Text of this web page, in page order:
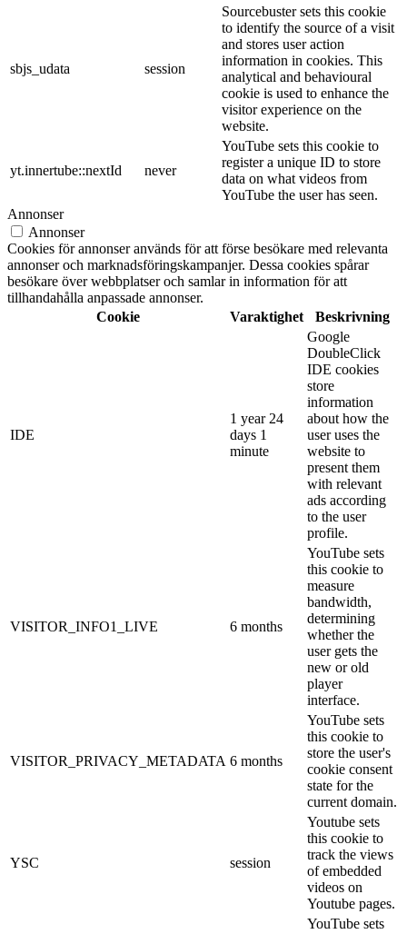
sbjs_udata session
Sourcebuster sets this cookie
to identify the source of a visit
and stores user action
information in cookies. This
analytical and behavioural
cookie is used to enhance the
visitor experience on the
website.
yt.innertube::nextId never
YouTube sets this cookie to
register a unique ID to store
data on what videos from
YouTube the user has seen.
Annonser
Annonser
Cookies för annonser används för att förse besökare med relevanta
annonser och marknadsföringskampanjer. Dessa cookies spårar
besökare över webbplatser och samlar in information för att
tillhandahålla anpassade annonser.
Cookie
Varaktighet Beskrivning
IDE
1 year 24
days 1
minute
Google
DoubleClick
IDE cookies
store
information
about how the
user uses the
website to
present them
with relevant
ads according
to the user
profile.
VISITOR_INFO1_LIVE 6 months
YouTube sets
this cookie to
measure
bandwidth,
determining
whether the
user gets the
new or old
player
interface.
VISITOR_PRIVACY_METADATA 6 months
YouTube sets
this cookie to
store the user's
cookie consent
state for the
current domain.
YSC session
Youtube sets
this cookie to
track the views
of embedded
videos on
Youtube pages.
YouTube sets